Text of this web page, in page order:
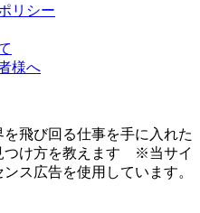
リシー
様へ
飛び回る仕事を手に入れた
つけ方を教えます ※当サイ
ス広告を使用しています。